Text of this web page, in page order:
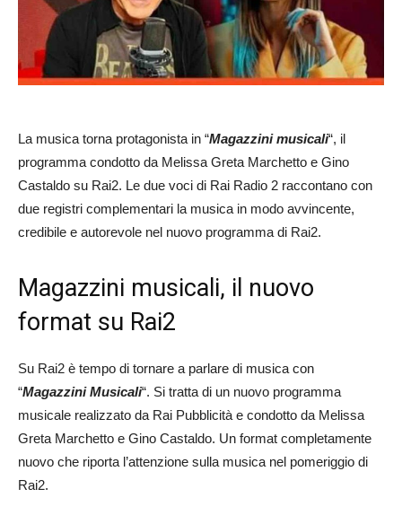
La musica torna protagonista in “Magazzini musicali“, il
programma condotto da Melissa Greta Marchetto e Gino
Castaldo su Rai2. Le due voci di Rai Radio 2 raccontano con
due registri complementari la musica in modo avvincente,
credibile e autorevole nel nuovo programma di Rai2.
Magazzini musicali, il nuovo
format su Rai2
Su Rai2 è tempo di tornare a parlare di musica con
“Magazzini Musicali“. Si tratta di un nuovo programma
musicale realizzato da Rai Pubblicità e condotto da Melissa
Greta Marchetto e Gino Castaldo. Un format completamente
nuovo che riporta l’attenzione sulla musica nel pomeriggio di
Rai2.